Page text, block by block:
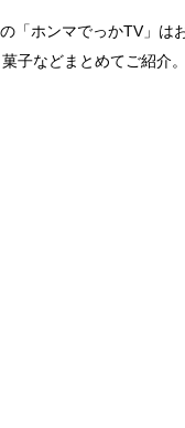
「ホンマでっかTV」は
子などまとめてご紹介。